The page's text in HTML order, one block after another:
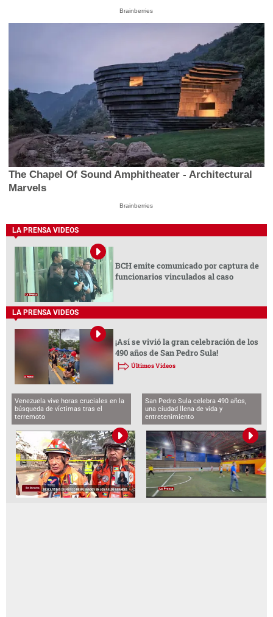
Brainberries
The Chapel Of Sound Amphitheater - Architectural
Marvels
Brainberries
LA PRENSA VIDEOS
BCH emite comunicado por captura de
funcionarios vinculados al caso
LA PRENSA VIDEOS
¡Así se vivió la gran celebración de los
490 años de San Pedro Sula!
Últimos Videos
Venezuela vive horas cruciales en la
búsqueda de víctimas tras el
terremoto
San Pedro Sula celebra 490 años,
una ciudad llena de vida y
entretenimiento